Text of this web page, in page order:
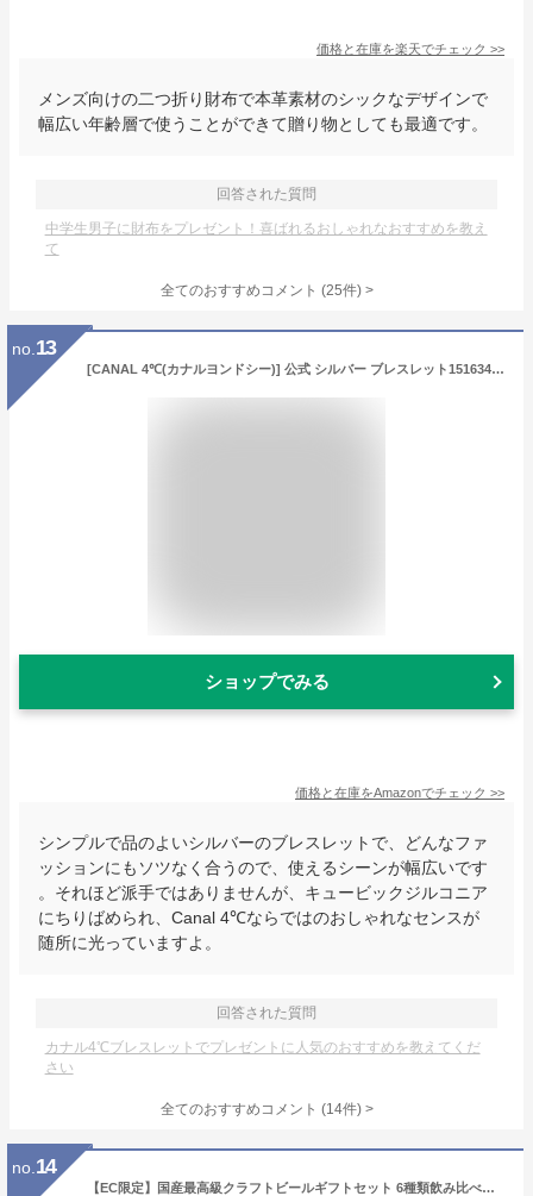
価格と在庫を楽天でチェック >>
メンズ向けの二つ折り財布で本革素材のシックなデザインで
幅広い年齢層で使うことができて贈り物としても最適です。
回答された質問
中学生男子に財布をプレゼント！喜ばれるおしゃれなおすすめを教え
て
全てのおすすめコメント (25件) >
no. 13
[CANAL 4℃(カナルヨンドシー)] 公式 シルバー ブレスレット151634131007
ショップでみる
価格と在庫をAmazonでチェック >>
シンプルで品のよいシルバーのブレスレットで、どんなファ
ッションにもソツなく合うので、使えるシーンが幅広いです
。それほど派手ではありませんが、キュービックジルコニア
にちりばめられ、Canal 4℃ならではのおしゃれなセンスが
随所に光っていますよ。
回答された質問
カナル4℃ブレスレットでプレゼントに人気のおすすめを教えてくだ
さい
全てのおすすめコメント (14件) >
no. 14
【EC限定】国産最高級クラフトビールギフトセット 6種類飲み比べセット（アワード受賞歴多数 こまいぬブリュワリー&(株)KYOSEIとのコラボ商品）［330ml×6本］IPA ホワイトエール ブラウンエール ケルシュスタイル ポーター ストロングブラウンエール